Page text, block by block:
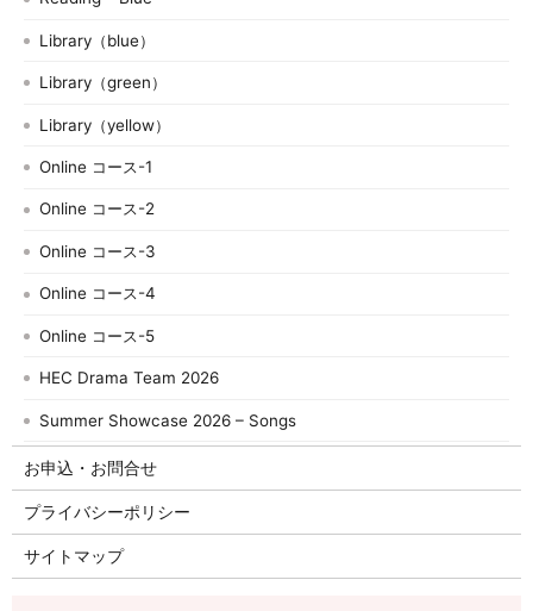
Library（blue）
Library（green）
Library（yellow）
Online コース-1
Online コース-2
Online コース-3
Online コース-4
Online コース-5
HEC Drama Team 2026
Summer Showcase 2026 – Songs
お申込・お問合せ
プライバシーポリシー
サイトマップ